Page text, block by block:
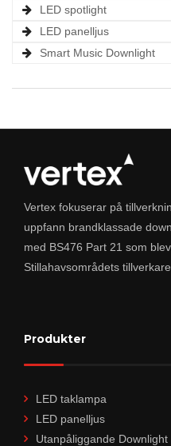
LED spotlight
LED panelljus
Smart Music Downlight
Vertex fokuserar på
uppfann brandklassade
med BS476 Part 21 som
Stillahavsområdets tillverkare.
Produkter
LED taklampa
LED panelljus
Utanpåliggande Downlight